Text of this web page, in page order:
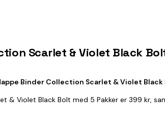
Scarlet & Violet Black
Binder Collection Scarlet & Violet Black
& Violet Black Bolt med 5 Pakker er 399 kr,